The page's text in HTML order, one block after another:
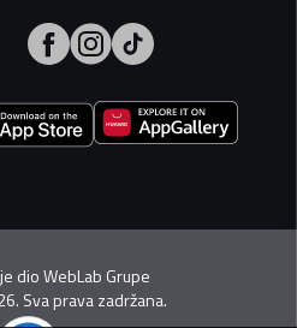
dioWebLab Grupe
Sva prava zadržana.